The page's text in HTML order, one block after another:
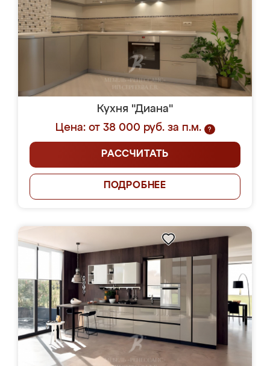
Кухня "Диана"
Цена: от 38 000 руб. за п.м.
?
РАССЧИТАТЬ
ПОДРОБНЕЕ